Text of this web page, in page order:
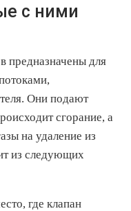
с ними
предназначены для
Они подают
сгорание, а
на удаление из
из следующих
где клапан